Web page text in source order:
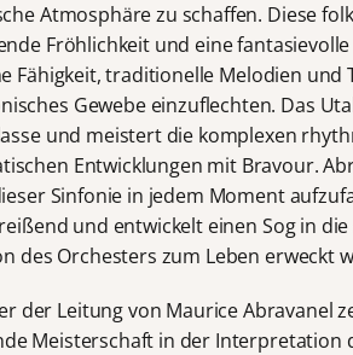
Atmosphäre zu schaffen. Diese
Fröhlichkeit und eine
Fähigkeit, traditionelle Melodien und
Gewebe einzuflechten. Das
und meistert die komplexen
Entwicklungen mit Bravour.
Sinfonie in jedem Moment
und entwickelt einen Sog in
des Orchesters zum Leben erweckt
der Leitung von Maurice Abravanel
Meisterschaft in der Interpretation